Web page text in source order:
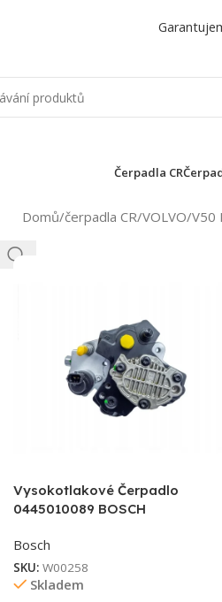
Čerpadla CR
Domů/čerpadla CR/VOLVO/V50
Vysokotlakové Čerpadlo
0445010089 BOSCH
Bosch
SKU: W00258
Skladem